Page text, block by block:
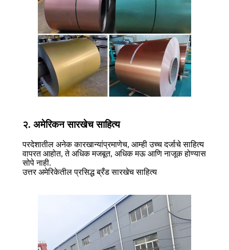
२. अमेरिकन सारखेच साहित्य
परदेशातील अनेक कारखान्यांप्रमाणेच, आम्ही उच्च दर्जाचे साहित्य
वापरत आहोत, ते अधिक मजबूत, अधिक मऊ आणि नाजूक होण्यास
सोपे नाही.
उत्तर अमेरिकेतील प्रसिद्ध ब्रँड सारखेच साहित्य